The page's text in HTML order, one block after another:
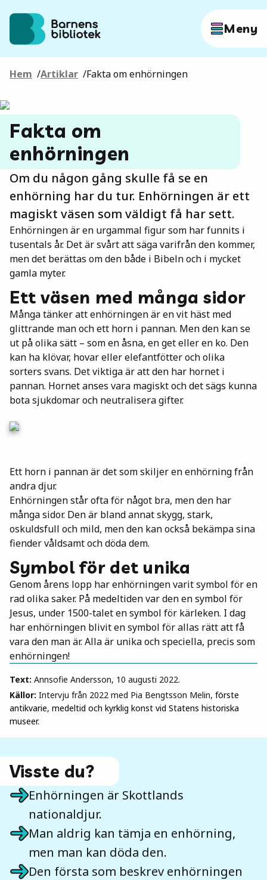
Hoppa till innehållet
Meny
Författare
Böcker
Hitta mer
Sök
Mina böcker
Vuxen
Utskrifter
Hem /Artiklar /Fakta om enhörningen
Fakta om
enhörningen
Om du någon gång skulle få se en
enhörning har du tur. Enhörningen är ett
magiskt väsen som väldigt få har sett.
Enhörningen är en urgammal figur som har funnits i
tusentals år. Det är svårt att säga varifrån den kommer,
men det berättas om den både i Bibeln och i mycket
gamla myter.
Ett väsen med många sidor
Många tänker att enhörningen är en vit häst med
glittrande man och ett horn i pannan. Men den kan se
ut på olika sätt – som en åsna, en get eller en ko. Den
kan ha klövar, hovar eller elefantfötter och olika
sorters svans. Det viktiga är att den har hornet i
pannan. Hornet anses vara magiskt och det sägs kunna
bota sjukdomar och neutralisera gifter.
Ett horn i pannan är det som skiljer en enhörning från
andra djur.
Enhörningen står ofta för något bra, men den har
många sidor. Den är bland annat skygg, stark,
oskuldsfull och mild, men den kan också bekämpa sina
fiender våldsamt och döda dem.
Symbol för det unika
Genom årens lopp har enhörningen varit symbol för en
rad olika saker. På medeltiden var den en symbol för
Jesus, under 1500-talet en symbol för kärleken. I dag
har enhörningen blivit en symbol för allas rätt att få
vara den man är. Alla är unika och speciella, precis som
enhörningen!
Text: Annsofie Andersson, 10 augusti 2022.
Källor: Intervju från 2022 med Pia Bengtsson Melin, förste
antikvarie, medeltid och kyrklig konst vid Statens historiska
museer.
Visste du?
Enhörningen är Skottlands
nationaldjur.
Man aldrig kan tämja en enhörning,
men man kan döda den.
Den första som beskrev enhörningen